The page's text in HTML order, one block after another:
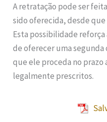
A retratação pode ser
sido oferecida, desde
Esta possibilidade
de oferecer uma segunda
que ele proceda no prazo
legalmente prescritos.